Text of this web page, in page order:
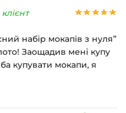
набір мокапів з нуля”
Заощадив мені купу
купувати мокапи, я